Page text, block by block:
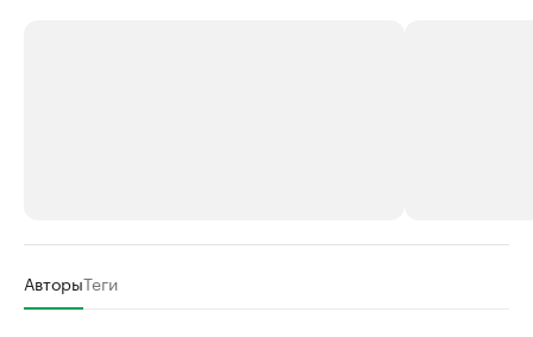
Крупнейшие производители и
АвторыТеги